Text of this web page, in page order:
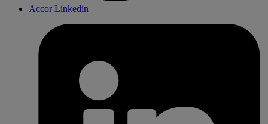
Accor Linkedin